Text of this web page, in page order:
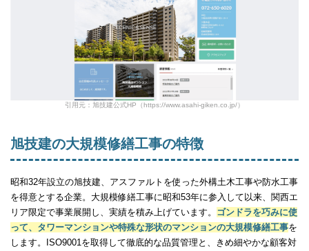
引用元：旭技建公式HP（https://www.asahi-giken.co.jp/）
旭技建の大規模修繕工事の特徴
昭和32年設立の旭技建、アスファルトを使った外構土木工事や防水工事
を得意とする企業。大規模修繕工事に昭和53年に参入して以来、関西エ
リア限定で事業展開し、実績を積み上げています。 ゴンドラを巧みに使
って、タワーマンションや特殊な形状のマンションの大規模修繕工事を
します。ISO9001を取得して徹底的な品質管理と、きめ細やかな顧客対